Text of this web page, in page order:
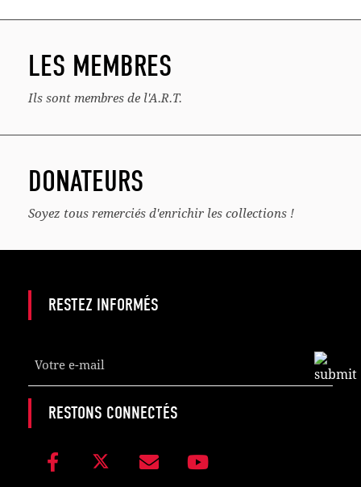
LES MEMBRES
Ils sont membres de l'A.R.T.
DONATEURS
Soyez tous remerciés d'enrichir les collections !
RESTEZ INFORMÉS
RESTONS CONNECTÉS